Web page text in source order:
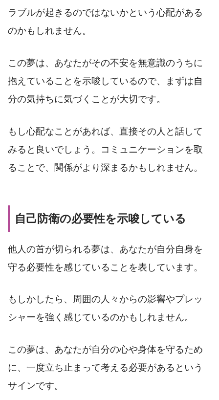
ラブルが起きるのではないかという心配がある
のかもしれません。
この夢は、あなたがその不安を無意識のうちに
抱えていることを示唆しているので、まずは自
分の気持ちに気づくことが大切です。
もし心配なことがあれば、直接その人と話して
みると良いでしょう。コミュニケーションを取
ることで、関係がより深まるかもしれません。
自己防衛の必要性を示唆している
他人の首が切られる夢は、あなたが自分自身を
守る必要性を感じていることを表しています。
もしかしたら、周囲の人々からの影響やプレッ
シャーを強く感じているのかもしれません。
この夢は、あなたが自分の心や身体を守るため
に、一度立ち止まって考える必要があるという
サインです。